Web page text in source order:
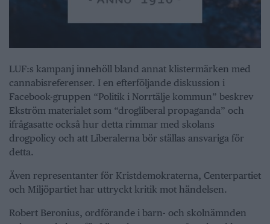
LUF:s kampanj innehöll bland annat klistermärken med
cannabisreferenser. I en efterföljande diskussion i
Facebook-gruppen “Politik i Norrtälje kommun” beskrev
Ekström materialet som “drogliberal propaganda” och
ifrågasatte också hur detta rimmar med skolans
drogpolicy och att Liberalerna bör ställas ansvariga för
detta.
Även representanter för Kristdemokraterna, Centerpartiet
och Miljöpartiet har uttryckt kritik mot händelsen.
Robert Beronius, ordförande i barn- och skolnämnden